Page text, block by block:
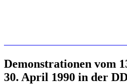
Demonstrationen vom
30. April 1990 in der